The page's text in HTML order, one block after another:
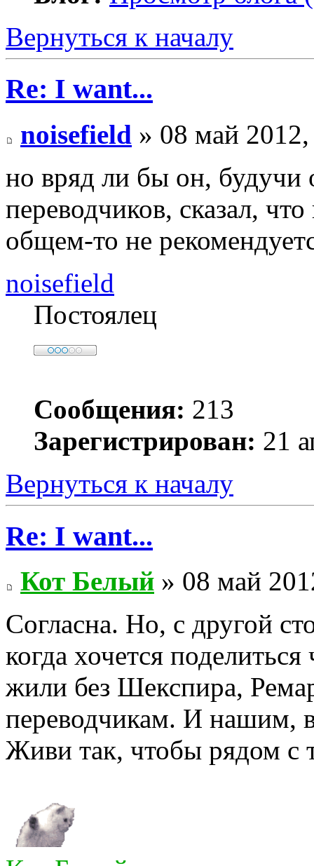
Вернуться к началу
Re: I want...
noisefield » 08 май
но вряд ли бы он,
переводчиков, сказал,
общем-то не
noisefield
Постоялец
Сообщения: 213
Зарегистрирован: 21
Вернуться к началу
Re: I want...
Кот Белый » 08 май
Согласна. Но, с другой
когда хочется
жили без Шекспира,
переводчикам. И нашим,
Живи так, чтобы рядом с